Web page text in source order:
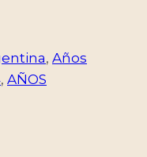
, Años
, AÑOS